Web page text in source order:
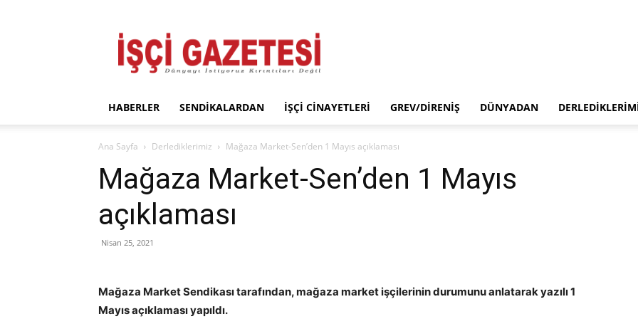
Gazetesi
HABERLER SENDIKALARDAN İŞÇI CINAYETLERI GREV/DIRENIŞ DÜNYADAN
Ana Sayfa Derlediklerimiz Mağaza Market-Sen’den 1 Mayıs açıklaması
Mağaza Market-Sen’den 1 Mayıs
açıklaması
Nisan 25, 2021
Mağaza Market Sendikası tarafından, mağaza market işçilerinin durumunu anlatarak yazılı 1
Mayıs açıklaması yapıldı.